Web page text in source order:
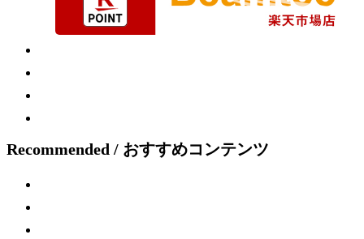
Recommended / おすすめコンテンツ